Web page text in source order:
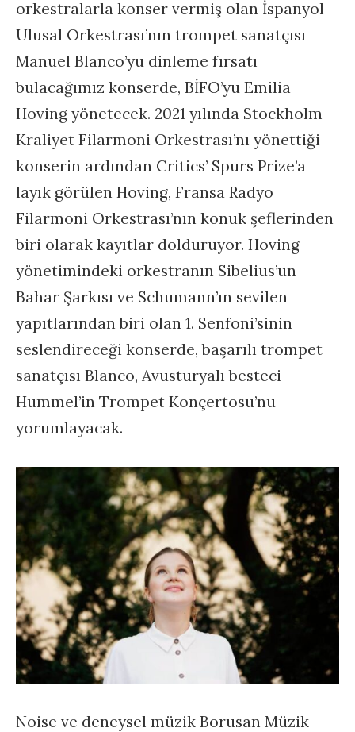
orkestralarla konser vermiş olan İspanyol
Ulusal Orkestrası’nın trompet sanatçısı
Manuel Blanco’yu dinleme fırsatı
bulacağımız konserde, BİFO’yu Emilia
Hoving yönetecek. 2021 yılında Stockholm
Kraliyet Filarmoni Orkestrası’nı yönettiği
konserin ardından Critics’ Spurs Prize’a
layık görülen Hoving, Fransa Radyo
Filarmoni Orkestrası’nın konuk şeflerinden
biri olarak kayıtlar dolduruyor. Hoving
yönetimindeki orkestranın Sibelius’un
Bahar Şarkısı ve Schumann’ın sevilen
yapıtlarından biri olan 1. Senfoni’sinin
seslendireceği konserde, başarılı trompet
sanatçısı Blanco, Avusturyalı besteci
Hummel’in Trompet Konçertosu’nu
yorumlayacak.
Noise ve deneysel müzik Borusan Müzik